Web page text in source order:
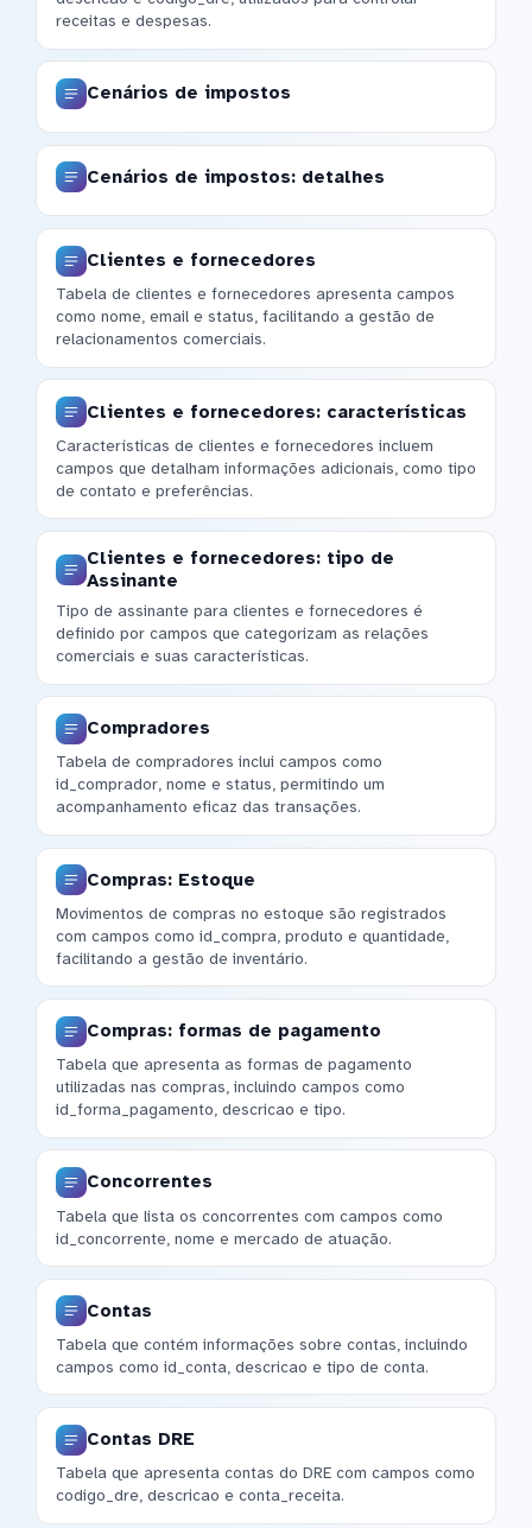
receitas e despesas.
Cenários de impostos
Cenários de impostos: detalhes
Clientes e fornecedores
Tabela de clientes e fornecedores apresenta campos
como nome, email e status, facilitando a gestão de
relacionamentos comerciais.
Clientes e fornecedores: características
Características de clientes e fornecedores incluem
campos que detalham informações adicionais, como tipo
de contato e preferências.
Clientes e fornecedores: tipo de
Assinante
Tipo de assinante para clientes e fornecedores é
definido por campos que categorizam as relações
comerciais e suas características.
Compradores
Tabela de compradores inclui campos como
id_comprador, nome e status, permitindo um
acompanhamento eficaz das transações.
Compras: Estoque
Movimentos de compras no estoque são registrados
com campos como id_compra, produto e quantidade,
facilitando a gestão de inventário.
Compras: formas de pagamento
Tabela que apresenta as formas de pagamento
utilizadas nas compras, incluindo campos como
id_forma_pagamento, descricao e tipo.
Concorrentes
Tabela que lista os concorrentes com campos como
id_concorrente, nome e mercado de atuação.
Contas
Tabela que contém informações sobre contas, incluindo
campos como id_conta, descricao e tipo de conta.
Contas DRE
Tabela que apresenta contas do DRE com campos como
codigo_dre, descricao e conta_receita.